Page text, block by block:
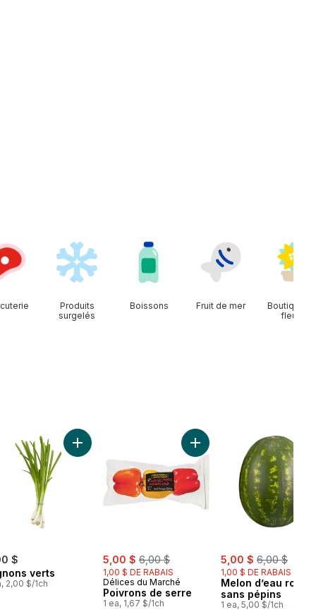
Produits
surgelés
Boissons Fruit de mer
Boutique
fleurs
paniergrappe au panier
$
verts
2,00 $/1ch
Ajouter Oignons verts au panier
sale:
5,00 $ , formerly:
6,00 $
1,00 $ DE RABAIS
Délices du Marché
Poivrons de serre
1 ea, 1,67 $/1ch
Ajouter Poivrons de
sale:
5,00 $ , formerly:
6,00 $
1,00 $ DE RABAIS
Melon d’eau rouge
sans pépins
1 ea, 5,00 $/1ch